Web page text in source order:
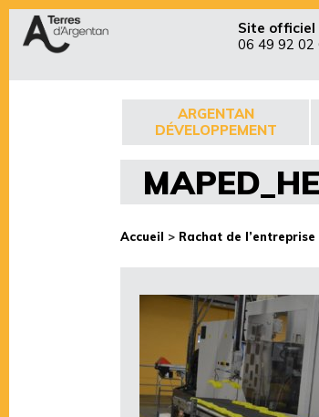
Site officiel
06 49 92 02
ARGENTAN
DÉVELOPPEMENT
Accueil > Rachat de